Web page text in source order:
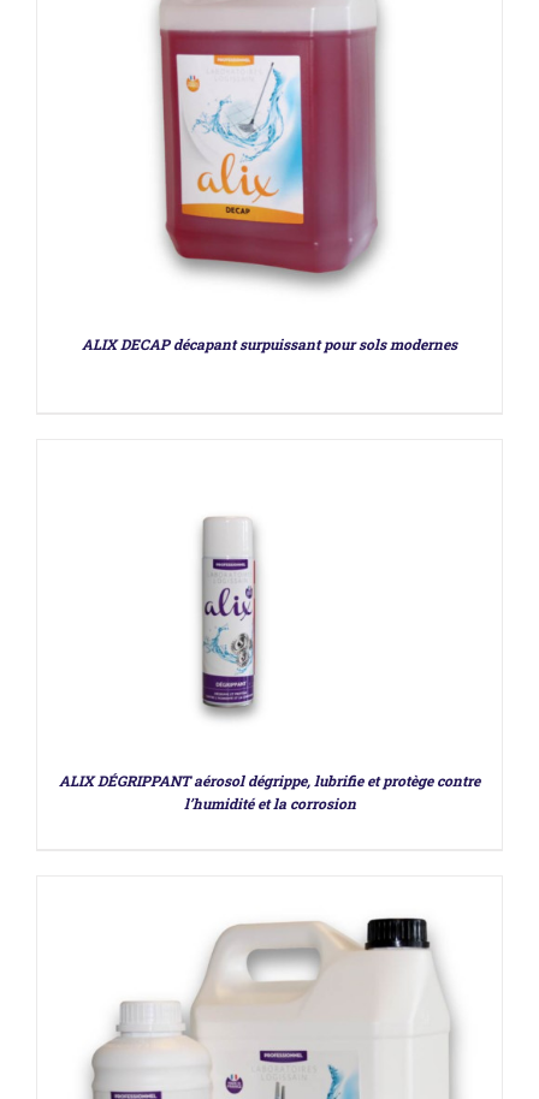
ALIX DECAP décapant surpuissant pour sols modernes
DÉTAILS
ALIX DÉGRIPPANT aérosol dégrippe, lubrifie et protège contre
l’humidité et la corrosion
DÉTAILS